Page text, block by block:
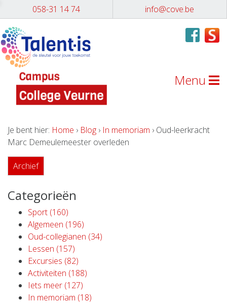
058-31 14 74 info@cove.be
Menu
Je bent hier: Home › Blog › In memoriam › Oud-leerkracht
Marc Demeulemeester overleden
Archief
Categorieën
Sport (160)
Algemeen (196)
Oud-collegianen (34)
Lessen (157)
Excursies (82)
Activiteiten (188)
Iets meer (127)
In memoriam (18)